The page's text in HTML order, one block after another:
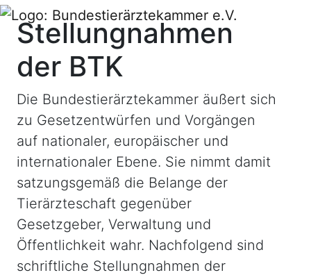
Stellungnahmen
der BTK
Die Bundestierärztekammer äußert sich
zu Gesetzentwürfen und Vorgängen
auf nationaler, europäischer und
internationaler Ebene. Sie nimmt damit
satzungsgemäß die Belange der
Tierärzteschaft gegenüber
Gesetzgeber, Verwaltung und
Öffentlichkeit wahr. Nachfolgend sind
schriftliche Stellungnahmen der